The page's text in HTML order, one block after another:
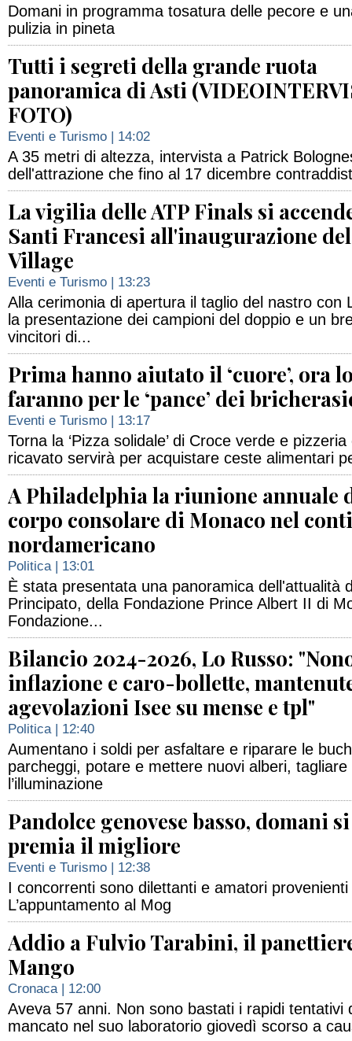
Domani in programma tosatura delle pecore e
pulizia in pineta
Tutti i segreti della grande ruota
panoramica di Asti
FOTO)
Eventi e Turismo | 14:02
A 35 metri di altezza, intervista a Patrick
dell'attrazione che fino al 17 dicembre
La vigilia delle ATP Finals si
Santi Francesi all'inaugurazione
Village
Eventi e Turismo | 13:23
Alla cerimonia di apertura il taglio del nastro con
la presentazione dei campioni del doppio e un
vincitori di...
Prima hanno aiutato il ‘cuore’, ora
faranno per le ‘pance’ dei
Eventi e Turismo | 13:17
Torna la ‘Pizza solidale’ di Croce verde e pizzeria
ricavato servirà per acquistare ceste alimentari
A Philadelphia la riunione annuale
corpo consolare di Monaco nel
nordamericano
Politica| 13:01
È stata presentata una panoramica dell'attualità
Principato, della Fondazione Prince Albert II di
Fondazione...
Bilancio 2024-2026, Lo Russo:
inflazione e caro-bollette,
agevolazioni Isee su mense e tpl"
Politica| 12:40
Aumentano i soldi per asfaltare e riparare le
parcheggi, potare e mettere nuovi alberi, tagliare
l’illuminazione
Pandolce genovese basso, domani si
premia il migliore
Eventi e Turismo | 12:38
I concorrenti sono dilettanti e amatori
L’appuntamento al Mog
Addio a Fulvio Tarabini, il
Mango
Cronaca| 12:00
Aveva 57 anni. Non sono bastati i rapidi tentativi
mancato nel suo laboratorio giovedì scorso a